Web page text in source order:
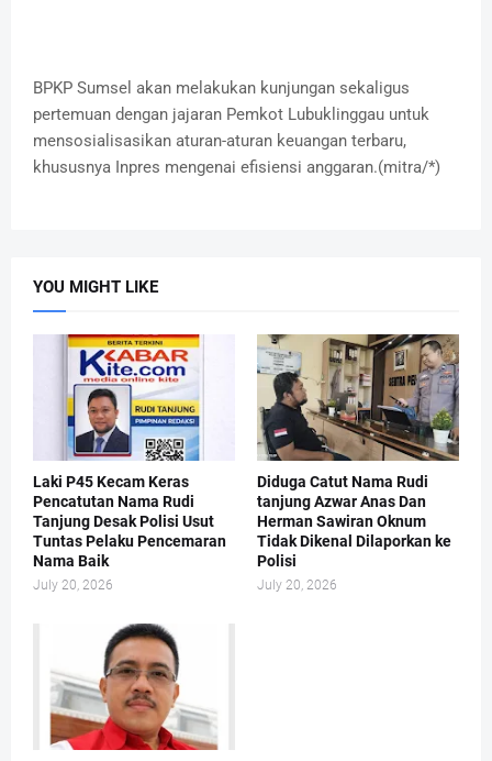
BPKP Sumsel akan melakukan kunjungan sekaligus
pertemuan dengan jajaran Pemkot Lubuklinggau untuk
mensosialisasikan aturan-aturan keuangan terbaru,
khususnya Inpres mengenai efisiensi anggaran.(mitra/*)
YOU MIGHT LIKE
Laki P45 Kecam Keras
Pencatutan Nama Rudi
Tanjung Desak Polisi Usut
Tuntas Pelaku Pencemaran
Nama Baik
July 20, 2026
Diduga Catut Nama Rudi
tanjung Azwar Anas Dan
Herman Sawiran Oknum
Tidak Dikenal Dilaporkan ke
Polisi
July 20, 2026